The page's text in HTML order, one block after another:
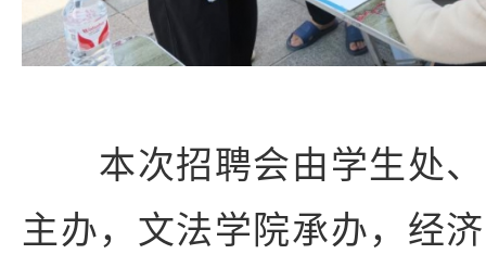
本次招聘会由学生处、
主办，文法学院承办，经